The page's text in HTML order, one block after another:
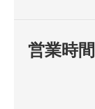
営業時間